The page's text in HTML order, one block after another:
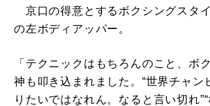
京口の得意とするボクシングスタ
の左ボディアッパー。
「テクニックはもちろんのこと、ボ
神も叩き込まれました。“世界チャン
りたいではなれん。なると言い切れ